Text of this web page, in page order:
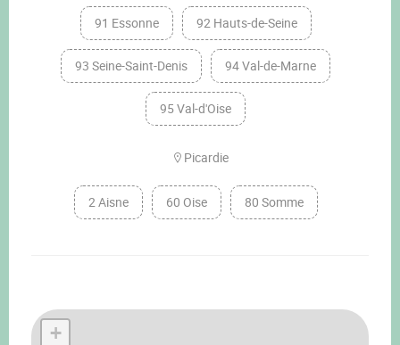
91 Essonne 92 Hauts-de-Seine
93 Seine-Saint-Denis 94 Val-de-Marne
95 Val-d'Oise
Picardie
2 Aisne 60 Oise 80 Somme
+